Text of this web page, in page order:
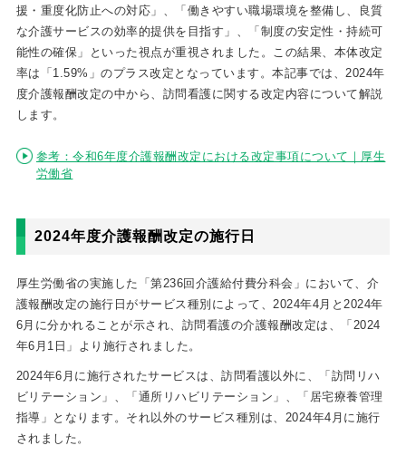
援・重度化防止への対応」、「働きやすい職場環境を整備し、良質
な介護サービスの効率的提供を目指す」、「制度の安定性・持続可
能性の確保」といった視点が重視されました。この結果、本体改定
率は「1.59%」のプラス改定となっています。本記事では、2024年
度介護報酬改定の中から、訪問看護に関する改定内容について解説
します。
参考：令和6年度介護報酬改定における改定事項について｜厚生
労働省
2024年度介護報酬改定の施行日
厚生労働省の実施した「第236回介護給付費分科会」において、介
護報酬改定の施行日がサービス種別によって、2024年4月と2024年
6月に分かれることが示され、訪問看護の介護報酬改定は、「2024
年6月1日」より施行されました。
2024年6月に施行されたサービスは、訪問看護以外に、「訪問リハ
ビリテーション」、「通所リハビリテーション」、「居宅療養管理
指導」となります。それ以外のサービス種別は、2024年4月に施行
されました。